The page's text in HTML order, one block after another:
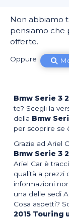
Non abbiamo
pensiamo che
offerte.
Oppure
Bmw Serie 3
te? Scegli la
della Bmw
per scoprire se
Grazie ad Ariel
Bmw Serie 3
Ariel Car è
qualità a prezzi
informazioni
una delle sedi
Cosa aspetti?
2015 Touring